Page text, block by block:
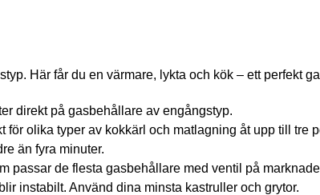
Här får du en värmare, lykta och kök – ett perfekt
direkt på gasbehållare av engångstyp.
olika typer av kokkärl och matlagning åt upp till tre
än fyra minuter.
passar de flesta gasbehållare med ventil på
instabilt. Använd dina minsta kastruller och grytor.